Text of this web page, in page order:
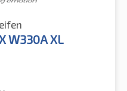
W330A XL